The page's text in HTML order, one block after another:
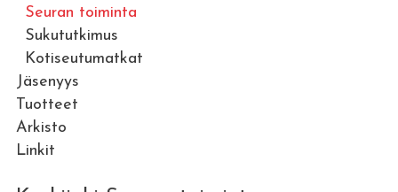
Seuran toiminta
Sukututkimus
Kotiseutumatkat
Jäsenyys
Tuotteet
Arkisto
Linkit